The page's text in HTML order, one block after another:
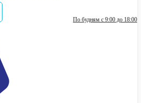
По будням с 9:00 до 18:00